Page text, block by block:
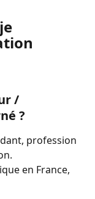
/
?
profession
en France,